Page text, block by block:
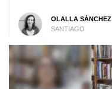
OLALLA SÁNCHEZ
SANTIAGO